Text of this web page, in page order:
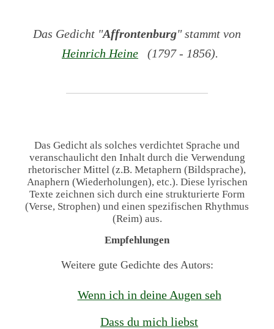
Das Gedicht "Affrontenburg" stammt von
Heinrich Heine (1797 - 1856).
Das Gedicht als solches verdichtet Sprache und
veranschaulicht den Inhalt durch die Verwendung
rhetorischer Mittel (z.B. Metaphern (Bildsprache),
Anaphern (Wiederholungen), etc.). Diese lyrischen
Texte zeichnen sich durch eine strukturierte Form
(Verse, Strophen) und einen spezifischen Rhythmus
(Reim) aus.
Empfehlungen
Weitere gute Gedichte des Autors:
Wenn ich in deine Augen seh
Dass du mich liebst